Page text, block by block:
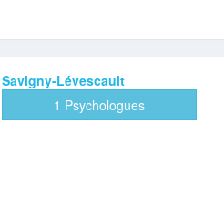
Savigny-Lévescault
1 Psychologues